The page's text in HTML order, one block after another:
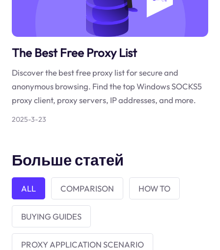
The Best Free Proxy List
Discover the best free proxy list for secure and
anonymous browsing. Find the top Windows SOCKS5
proxy client, proxy servers, IP addresses, and more.
2025-3-23
Больше статей
ALL COMPARISON HOW TO
BUYING GUIDES
PROXY APPLICATION SCENARIO